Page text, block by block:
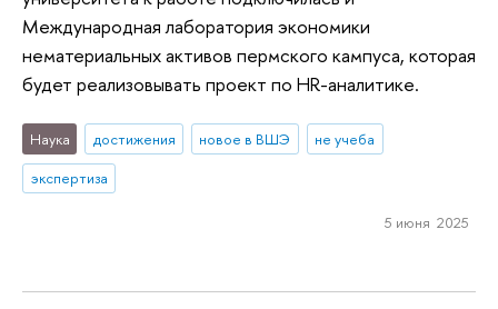
Международная лаборатория экономики
нематериальных активов пермского кампуса, которая
будет реализовывать проект по HR-аналитике.
Наука достижения новое в ВШЭ
не учеба
экспертиза
5 июня 2025